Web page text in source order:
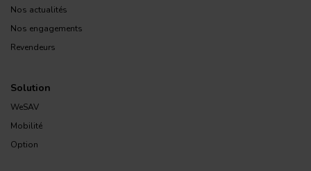
Nos actualités
Nos engagements
Revendeurs
Solution
WeSAV
Mobilité
Option